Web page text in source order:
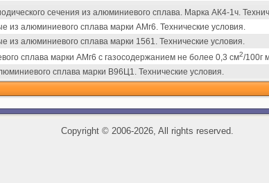
сечения из алюминиевого сплава. Марка АК4-1ч.
из алюминиевого сплава марки АМг6. Технические условия.
из алюминиевого сплава марки 1561. Технические условия.
сплава марки АМг6 с газосодержанием не более 0,3 см2/100г
сплава марки В96Ц1. Технические условия.
Copyright ©2006-2026, All rights reserved.